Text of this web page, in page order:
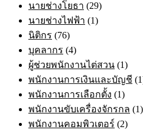
นายช่างโยธา (29)
นายช่างไฟฟ้า (1)
นิติกร (76)
บุคลากร (4)
ผู้ช่วยพนักงานไต่สวน (1)
พนักงานการเงินและบัญชี
พนักงานการเลือกตั้ง (1)
พนักงานขับเครื่องจักรกล (1)
พนักงานคอมพิวเตอร์ (2)